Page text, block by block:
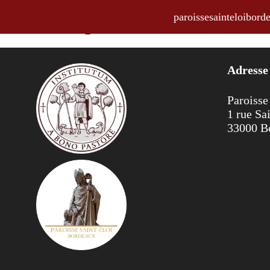
Annonces pour la semaine du
Adresse
1 rue
33000